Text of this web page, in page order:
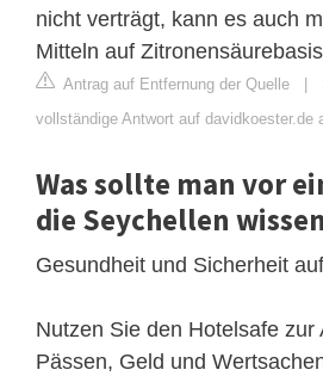
nicht verträgt, kann es auch
Mitteln auf
Antrag auf Entfernung der Quelle |
vollständige Antwort auf davidkoester.de
Was sollte man vor
die Seychellen
Gesundheit und Sicherheit
Nutzen Sie den Hotelsafe zur
Pässen, Geld und